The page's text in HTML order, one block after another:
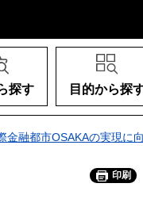
探す 目的から探
金融都市OSAKAの実現に
印刷